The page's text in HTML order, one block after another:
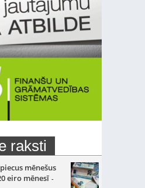
raksti
mēnešus
eiro mēnesī -